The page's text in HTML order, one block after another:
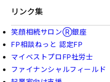
リンク集
笑顔相続サロンⓇ銀座
FP相談ねっと 認定FP
マイベストプロFP社労士
ファイナンシャルフィールド